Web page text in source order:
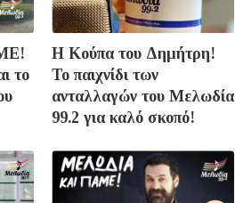
το
Η Κούπα του Δημήτρη!
Το παιχνίδι των
ανταλλαγών του Μελωδία
99.2 για καλό σκοπό!